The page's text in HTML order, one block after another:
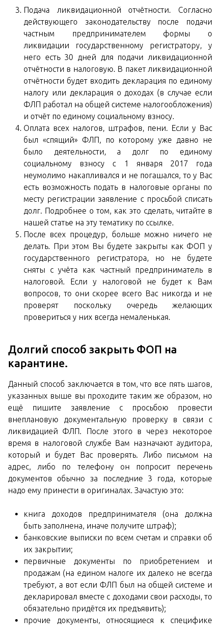
Подача ликвидационной отчётности. Согласно
действующего законодательству после подачи
частным предпринимателем формы о
ликвидации государственному регистратору, у
него есть 30 дней для подачи ликвидационной
отчётности в налоговую. В пакет ликвидационной
отчётности будет входить декларация по единому
налогу или декларация о доходах (в случае если
ФЛП работал на общей системе налогообложения)
и отчёт по единому социальному взносу.
Оплата всех налогов, штрафов, пени. Если у Вас
был «спящий» ФЛП, по которому уже давно не
было деятельности, а долг по единому
социальному взносу с 1 января 2017 года
неумолимо накапливался и не погашался, то у Вас
есть возможность подать в налоговые органы по
месту регистрации заявление с просьбой списать
долг. Подробнее о том, как это сделать, читайте в
нашей статье на эту тематику по ссылке.
После всех процедур, больше можно ничего не
делать. При этом Вы будете закрыты как ФОП у
государственного регистратора, но не будете
сняты с учёта как частный предприниматель в
налоговой. Если у налоговой не будет к Вам
вопросов, то они скорее всего Вас никогда и не
проверят поскольку очередь желающих
провериться у них всегда немаленькая.
Долгий способ закрыть ФОП на
карантине.
Данный способ заключается в том, что все пять шагов,
указанных выше вы проходите таким же образом, но
ещё пишите заявление с просьбою провести
внеплановую документальную проверку в связи с
ликвидацией ФЛП. После этого в через некоторое
время в налоговой службе Вам назначают аудитора,
который и будет Вас проверять. Либо письмом на
адрес, либо по телефону он попросит перечень
документов обычно за последние 3 года, которые
надо ему принести в оригиналах. Зачастую это:
книга доходов предпринимателя (она должна
быть заполнена, иначе получите штраф);
банковские выписки по всем счетам и справки об
их закрытии;
первичные документы по приобретением и
продажам (на едином налоге их далеко не всегда
требуют, а вот если ФЛП был на общей системе и
декларировал вместе с доходами свои расходы, то
обязательно придётся их предъявить);
прочие документы, относящиеся к специфике